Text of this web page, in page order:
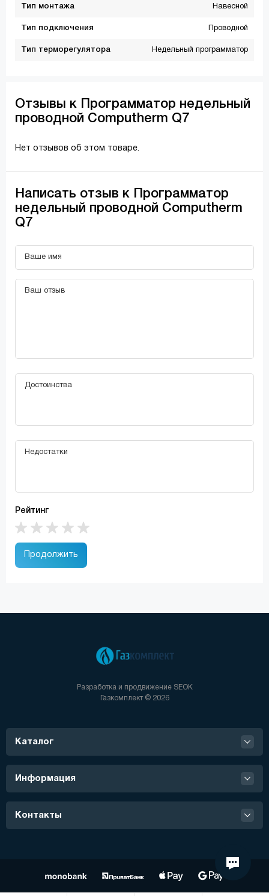
Тип монтажа Навесной
Тип подключения Проводной
Тип терморегулятора Недельный программатор
Отзывы к Программатор недельный
проводной Сomputherm Q7
Нет отзывов об этом товаре.
Написать отзыв к Программатор
недельный проводной Сomputherm
Q7
Рейтинг
Продолжить
Разработка и продвижение SEOK
Газкомплект © 2026
Каталог
Информация
Контакты